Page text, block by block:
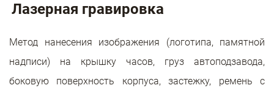
Лазерная гравировка
Метод нанесения изображения (логотипа, памятной
надписи) на крышку часов, груз автоподзавода,
боковую поверхность корпуса, застежку, ремень с